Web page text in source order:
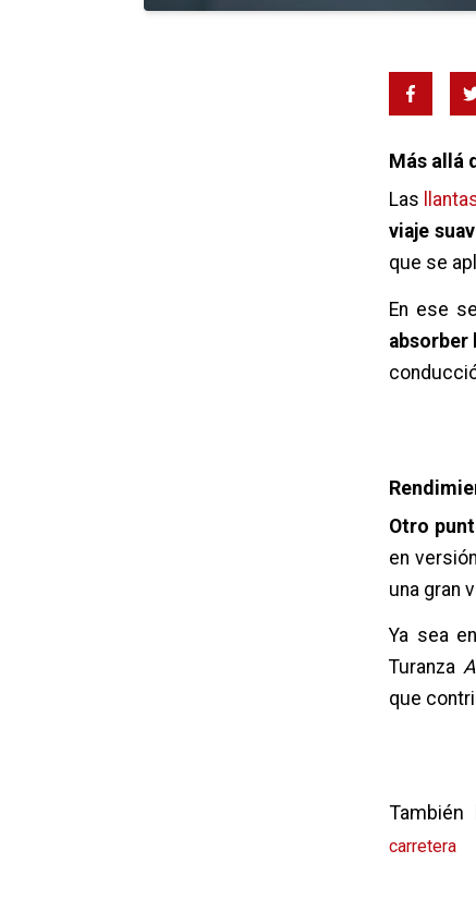
Más allá
Las
viaje
que se
En ese
absorber
Otro
en versión
una gran
Ya sea
Turanza
que
También
carretera